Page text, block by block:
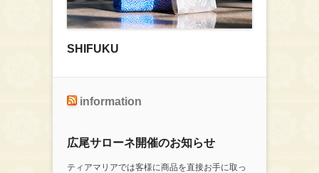
SHIFUKU
information
広尾サローネ開催のお知らせ
ティアマリアでは客様に商品を直接お手に取っ